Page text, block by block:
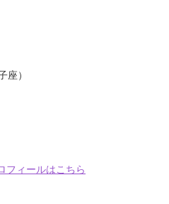
座）
フィールはこちら